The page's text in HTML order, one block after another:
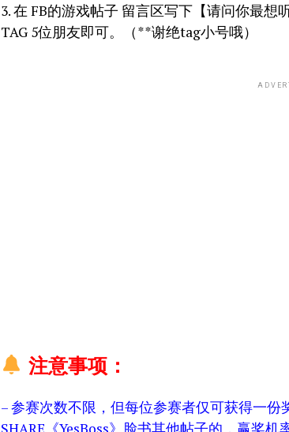
3. 在 FB的游戏帖子 留言区写下【请问你最
TAG 5位朋友即可。（**谢绝tag小号哦）
注意事项：
– 参赛次数不限，但每位参赛者仅可获得一
SHARE《YesBoss》脸书其他帖子的，赢奖